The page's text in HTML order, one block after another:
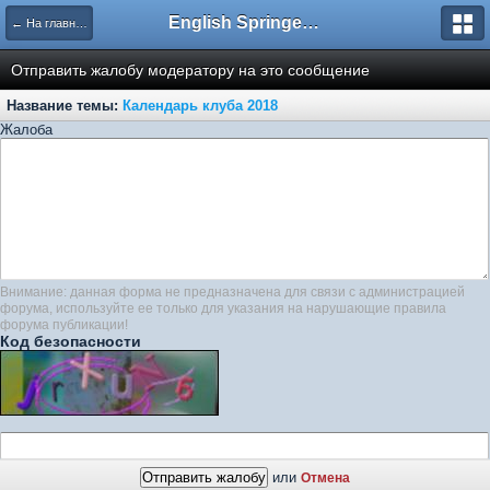
← На главную English Springer Spaniel Club
Отправить жалобу модератору на это сообщение
Название темы: Календарь клуба 2018
Жалоба
Внимание: данная форма не предназначена для связи с администрацией
форума, используйте ее только для указания на нарушающие правила
форума публикации!
Код безопасности
или Отмена